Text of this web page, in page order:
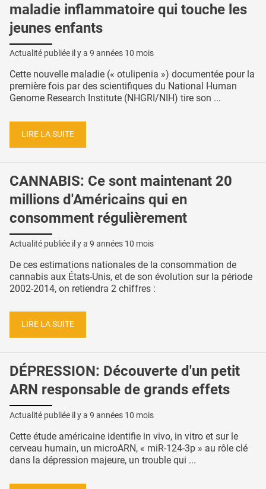
maladie inflammatoire qui touche les
jeunes enfants
Actualité publiée il y a 9 années 10 mois
Cette nouvelle maladie (« otulipenia ») documentée pour la
première fois par des scientifiques du National Human
Genome Research Institute (NHGRI/NIH) tire son ...
LIRE LA SUITE
CANNABIS: Ce sont maintenant 20
millions d'Américains qui en
consomment régulièrement
Actualité publiée il y a 9 années 10 mois
De ces estimations nationales de la consommation de
cannabis aux États-Unis, et de son évolution sur la période
2002-2014, on retiendra 2 chiffres :
LIRE LA SUITE
DÉPRESSION: Découverte d'un petit
ARN responsable de grands effets
Actualité publiée il y a 9 années 10 mois
Cette étude américaine identifie in vivo, in vitro et sur le
cerveau humain, un microARN, « miR-124-3p » au rôle clé
dans la dépression majeure, un trouble qui ...